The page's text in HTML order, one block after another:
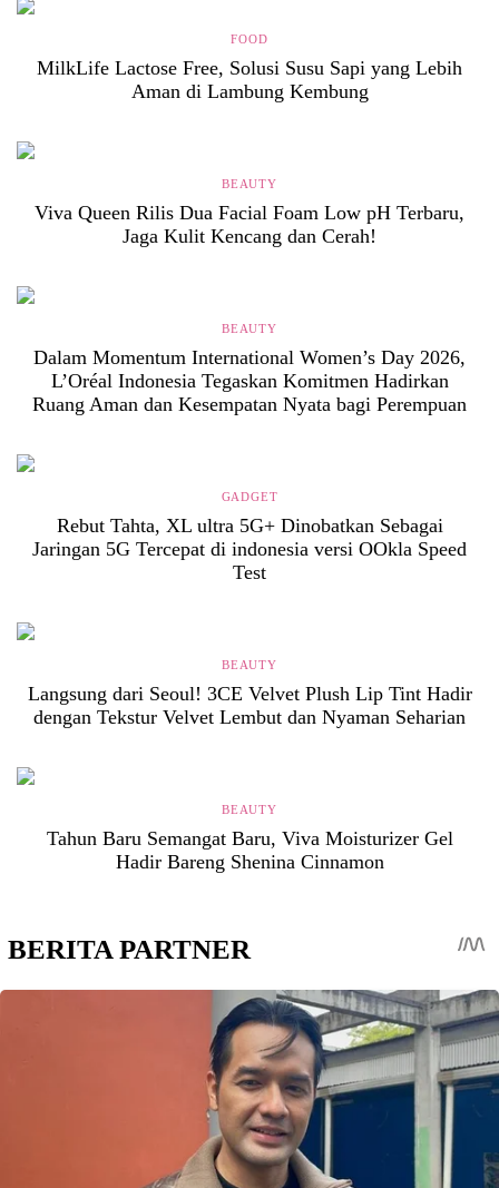
FOOD
MilkLife Lactose Free, Solusi Susu Sapi yang Lebih
Aman di Lambung Kembung
BEAUTY
Viva Queen Rilis Dua Facial Foam Low pH Terbaru,
Jaga Kulit Kencang dan Cerah!
BEAUTY
Dalam Momentum International Women’s Day 2026,
L’Oréal Indonesia Tegaskan Komitmen Hadirkan
Ruang Aman dan Kesempatan Nyata bagi Perempuan
GADGET
Rebut Tahta, XL ultra 5G+ Dinobatkan Sebagai
Jaringan 5G Tercepat di indonesia versi OOkla Speed
Test
BEAUTY
Langsung dari Seoul! 3CE Velvet Plush Lip Tint Hadir
dengan Tekstur Velvet Lembut dan Nyaman Seharian
BEAUTY
Tahun Baru Semangat Baru, Viva Moisturizer Gel
Hadir Bareng Shenina Cinnamon